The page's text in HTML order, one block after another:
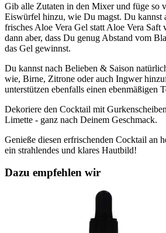
Gib alle Zutaten in den Mixer und füge so
Eiswürfel hinzu, wie Du magst. Du kannst
frisches Aloe Vera Gel statt Aloe Vera Saft
dann aber, dass Du genug Abstand vom
das Gel gewinnst.
Du kannst nach Belieben & Saison
wie, Birne, Zitrone oder auch Ingwer
unterstützen ebenfalls einen ebenmäßigen
Dekoriere den Cocktail mit
Limette - ganz nach Deinem Geschmack.
Genieße diesen erfrischenden Cocktail an
ein strahlendes und klares Hautbild!
Dazu empfehlen wir